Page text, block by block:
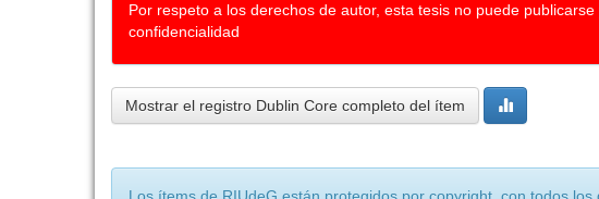
Por respeto a los derechos de autor, esta tesis no puede
confidencialidad
Mostrar el registro Dublin Core completo del ítem